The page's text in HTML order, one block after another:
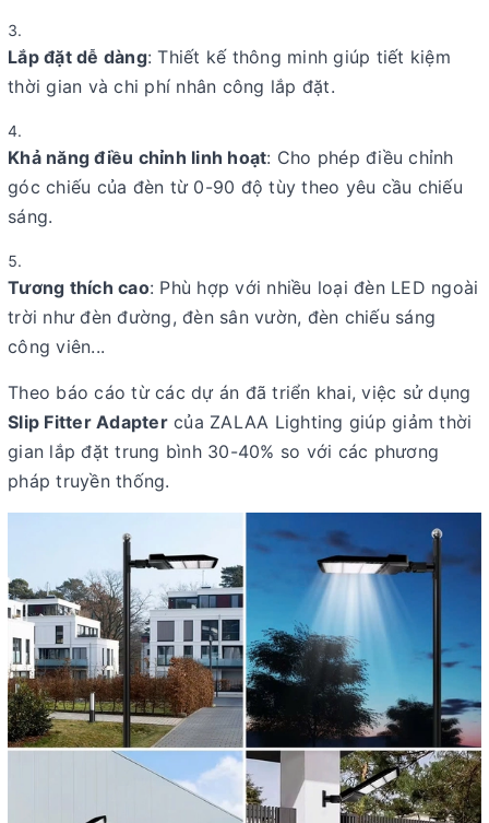
Lắp đặt dễ dàng: Thiết kế thông minh giúp tiết kiệm
thời gian và chi phí nhân công lắp đặt.
Khả năng điều chỉnh linh hoạt: Cho phép điều chỉnh
góc chiếu của đèn từ 0-90 độ tùy theo yêu cầu chiếu
sáng.
Tương thích cao: Phù hợp với nhiều loại đèn LED ngoài
trời như đèn đường, đèn sân vườn, đèn chiếu sáng
công viên...
Theo báo cáo từ các dự án đã triển khai, việc sử dụng
Slip Fitter Adaptercủa ZALAA Lighting giúp giảm thời
gian lắp đặt trung bình 30-40% so với các phương
pháp truyền thống.